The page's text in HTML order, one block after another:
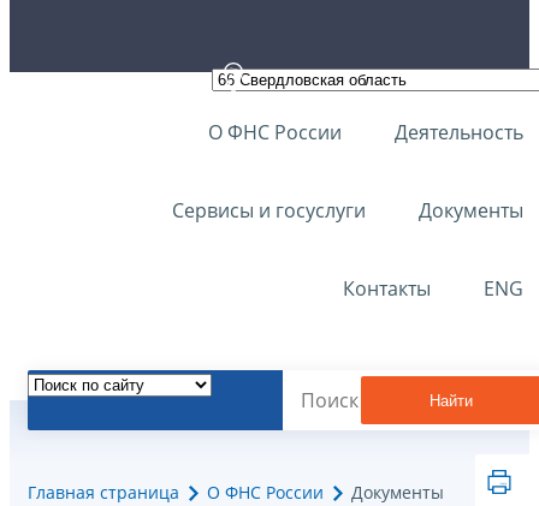
О ФНС России Деятельность
Сервисы и госуслуги Документы
Контакты ENG
Найти
Главная страница О ФНС России Документы